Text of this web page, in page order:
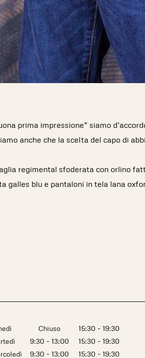
prima impressione” siamo
anche che la scelta del capo di
regimental sfoderata con orlino
galles blu e pantaloni in tela lana
Chiuso
9:30 – 13:00
9:30 – 13:00
15:30 – 19:30
15:30 – 19:30
15:30 – 19:30